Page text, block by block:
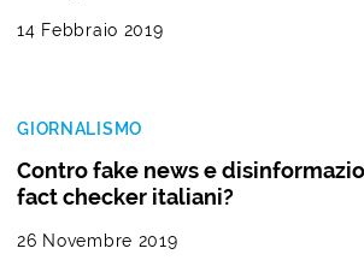
14 Febbraio 2019
GIORNALISMO
Contro fake news e
fact checker italiani?
26 Novembre 2019